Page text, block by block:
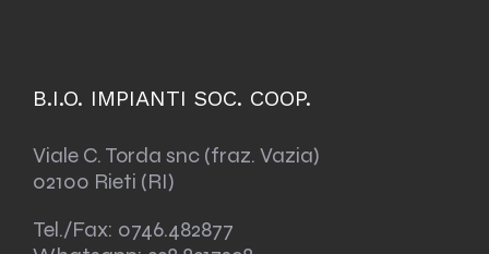
B.I.O. IMPIANTI SOC. COOP.
Viale C. Torda snc (fraz. Vazia)
02100 Rieti (RI)
Tel./Fax: 0746.482877